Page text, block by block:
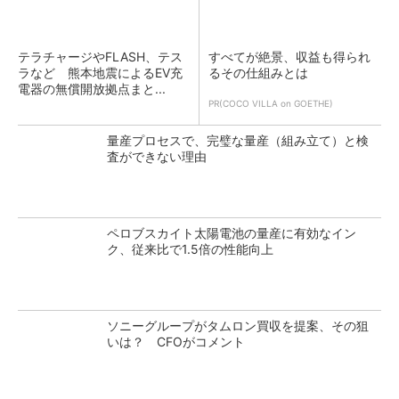
テラチャージやFLASH、テス
ラなど 熊本地震によるEV充
電器の無償開放拠点まと...
すべてが絶景、収益も得られ
るその仕組みとは
PR(COCO VILLA on GOETHE)
量産プロセスで、完璧な量産（組み立て）と検
査ができない理由
ペロブスカイト太陽電池の量産に有効なイン
ク、従来比で1.5倍の性能向上
ソニーグループがタムロン買収を提案、その狙
いは？ CFOがコメント